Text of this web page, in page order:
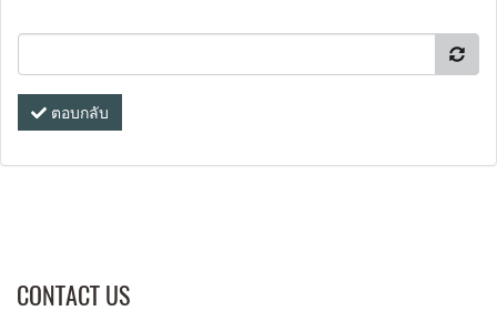
ตอบกลับ
CONTACT US